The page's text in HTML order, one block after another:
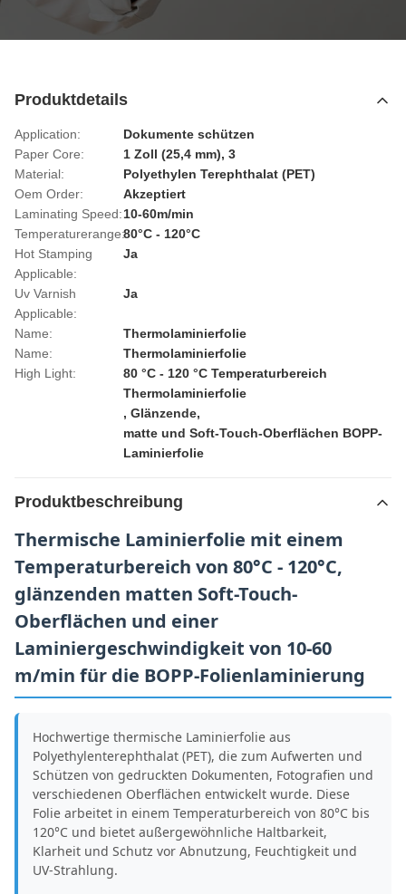
Produktdetails
Application:
Dokumente schützen
Paper Core:
1 Zoll (25,4 mm), 3
Material:
Polyethylen Terephthalat (PET)
Oem Order:
Akzeptiert
Laminating Speed:10-60m/min
Temperaturerange:80°C - 120°C
Hot Stamping
Applicable:
Ja
Uv Varnish
Applicable:
Ja
Name:
Thermolaminierfolie
Name:
Thermolaminierfolie
High Light:
80 °C - 120 °C Temperaturbereich
Thermolaminierfolie
, Glänzende,
matte und Soft-Touch-Oberflächen BOPP-
Laminierfolie
Produktbeschreibung
Thermische Laminierfolie mit einem
Temperaturbereich von 80°C - 120°C,
glänzenden matten Soft-Touch-
Oberflächen und einer
Laminiergeschwindigkeit von 10-60
m/min für die BOPP-Folienlaminierung
Hochwertige thermische Laminierfolie aus
Polyethylenterephthalat (PET), die zum Aufwerten und
Schützen von gedruckten Dokumenten, Fotografien und
verschiedenen Oberflächen entwickelt wurde. Diese
Folie arbeitet in einem Temperaturbereich von 80°C bis
120°C und bietet außergewöhnliche Haltbarkeit,
Klarheit und Schutz vor Abnutzung, Feuchtigkeit und
UV-Strahlung.